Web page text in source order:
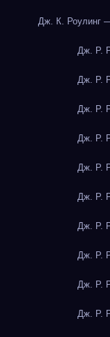
Дж. К. Роулинг
Дж. Р.
Дж. Р.
Дж. Р.
Дж. Р.
Дж. Р.
Дж. Р.
Дж. Р.
Дж. Р.
Дж. Р.
Дж. Р.